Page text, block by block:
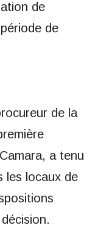
de
de
de la
a tenu
les locaux de